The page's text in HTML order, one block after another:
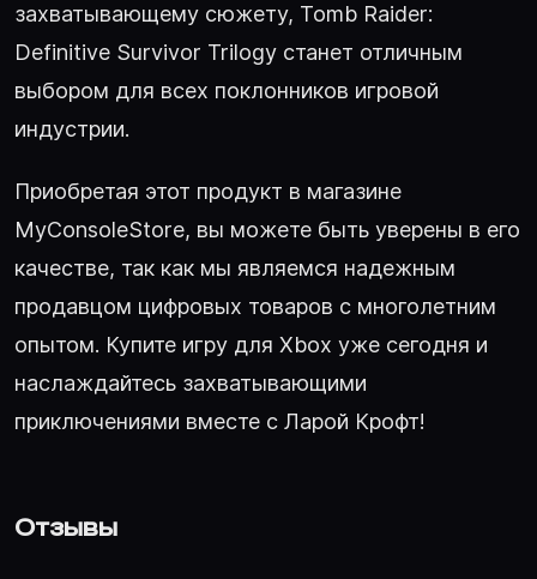
захватывающему сюжету, Tomb Raider:
Definitive Survivor Trilogy станет отличным
выбором для всех поклонников игровой
индустрии.
Приобретая этот продукт в магазине
MyConsoleStore, вы можете быть уверены в его
качестве, так как мы являемся надежным
продавцом цифровых товаров с многолетним
опытом. Купите игру для Xbox уже сегодня и
наслаждайтесь захватывающими
приключениями вместе с Ларой Крофт!
Отзывы